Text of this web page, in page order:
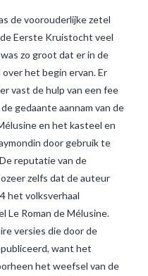
de voorouderlijke zetel
Eerste Kruistocht veel
zo groot dat er in de
het begin ervan. Er
vast de hulp van een fee
gedaante aannam van de
en het kasteel en
door gebruik te
reputatie van de
zelfs dat de auteur
het volksverhaal
Le Roman de Mélusine.
versies die door de
want het
het weefsel van de